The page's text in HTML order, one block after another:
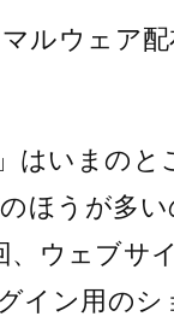
ルウェア
はいまのと
ほうが多
ウェブサ
イン用のシ